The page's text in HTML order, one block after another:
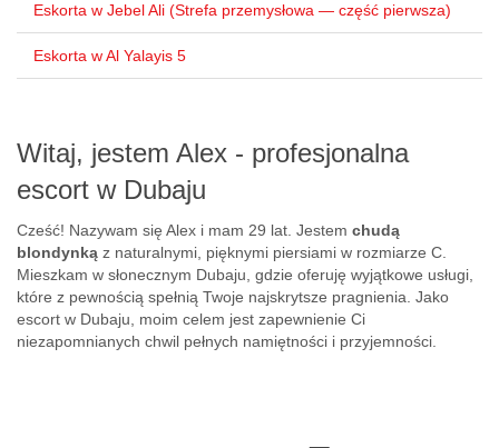
Witaj, jestem Alex - profesjonalna
escort w Dubaju
Cześć! Nazywam się Alex i mam 29 lat. Jestem chudą
blondynką z naturalnymi, pięknymi piersiami w rozmiarze C.
Mieszkam w słonecznym Dubaju, gdzie oferuję wyjątkowe usługi,
które z pewnością spełnią Twoje najskrytsze pragnienia. Jako
escort w Dubaju, moim celem jest zapewnienie Ci
niezapomnianych chwil pełnych namiętności i przyjemności.
Eskorta w Jebel Ali (Strefa przemysłowa — część pierwsza)
Eskorta w Al Yalayis 5